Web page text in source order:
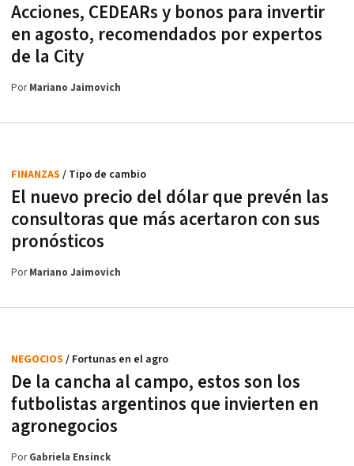
Acciones, CEDEARs y bonos para invertir
en agosto, recomendados por expertos
de la City
PorMariano Jaimovich
El nuevo precio del dólar que prevén las
consultoras que más acertaron con sus
pronósticos
FINANZAS / Tipo de cambio
PorMariano Jaimovich
De la cancha al campo, estos son los
futbolistas argentinos que invierten en
agronegocios
NEGOCIOS / Fortunas en el agro
PorGabriela Ensinck